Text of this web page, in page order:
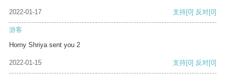
2022-01-17 支持[0] 反对[0]
游客
Horny Shriya sent you 2
2022-01-15 支持[0] 反对[0]